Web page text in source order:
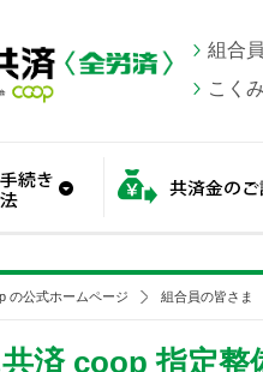
組合
こく
の公式ホームページ 組合員の皆さま
済 coop 指定整